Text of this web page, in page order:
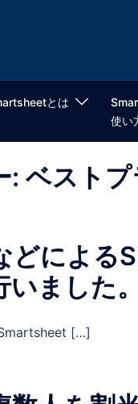
とは
使い
: ベスト
どによる
ました。
[…]